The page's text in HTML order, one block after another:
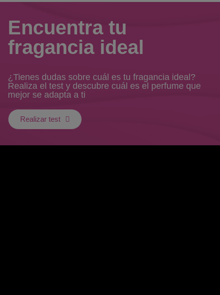
Encuentra tu
fragancia ideal
¿Tienes dudas sobre cuál es tu fragancia ideal?
Realiza el test y descubre cuál es el perfume que
mejor se adapta a ti
Realizar test